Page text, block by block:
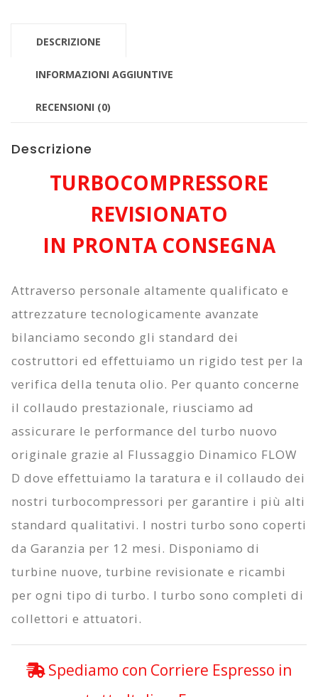
F9Q752
DESCRIZIONE
INFORMAZIONI AGGIUNTIVE
RECENSIONI (0)
Descrizione
TURBOCOMPRESSORE
REVISIONATO
IN PRONTA CONSEGNA
Attraverso personale altamente qualificato e
attrezzature tecnologicamente avanzate
bilanciamo secondo gli standard dei
costruttori ed effettuiamo un rigido test per la
verifica della tenuta olio. Per quanto concerne
il collaudo prestazionale, riusciamo ad
assicurare le performance del turbo nuovo
originale grazie al Flussaggio Dinamico FLOW
D dove effettuiamo la taratura e il collaudo dei
nostri turbocompressori per garantire i più alti
standard qualitativi. I nostri turbo sono coperti
da Garanzia per 12 mesi. Disponiamo di
turbine nuove, turbine revisionate e ricambi
per ogni tipo di turbo. I turbo sono completi di
collettori e attuatori.
Spediamo con Corriere Espresso in